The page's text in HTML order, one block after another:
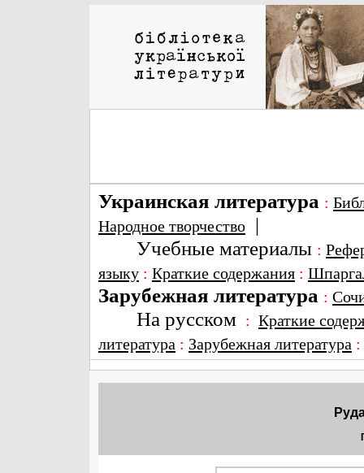
Украинская литература :
Народное творчество |
Учебные материалы :
языку : Краткие содержания :
Зарубежная литература :
На русском : Краткие
литература : Зарубежная литература